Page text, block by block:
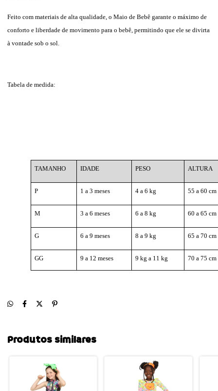
Feito com materiais de alta qualidade, o Maio de Bebê garante o máximo de
conforto e liberdade de movimento para o bebê, permitindo que ele se divirta
à vontade sob o sol.
Tabela de medida:
TAMANHO IDADE PESO ALTURA
P 1 a 3 meses 4 a 6 kg 55 a 60 cm
M 3 a 6 meses 6 a 8 kg 60 a 65 cm
G 6 a 9 meses 8 a 9 kg 65 a 70 cm
GG 9 a 12 meses 9 kg a 11 kg 70 a 75 cm
Produtos similares